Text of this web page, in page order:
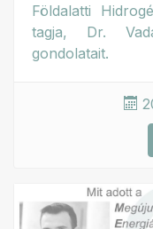
Földalatti
tagja, Dr.
gondolatait.